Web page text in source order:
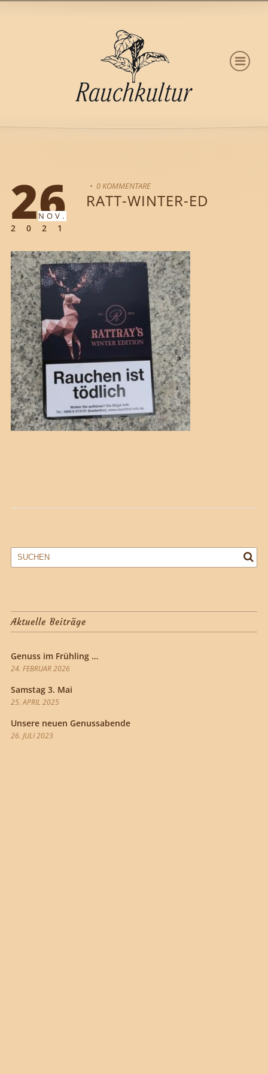
26
NOV.
2021
• 0 KOMMENTARE
RATT-WINTER-ED
Aktuelle Beiträge
Genuss im Frühling …
24. FEBRUAR 2026
Samstag 3. Mai
25. APRIL 2025
Unsere neuen Genussabende
26. JULI 2023